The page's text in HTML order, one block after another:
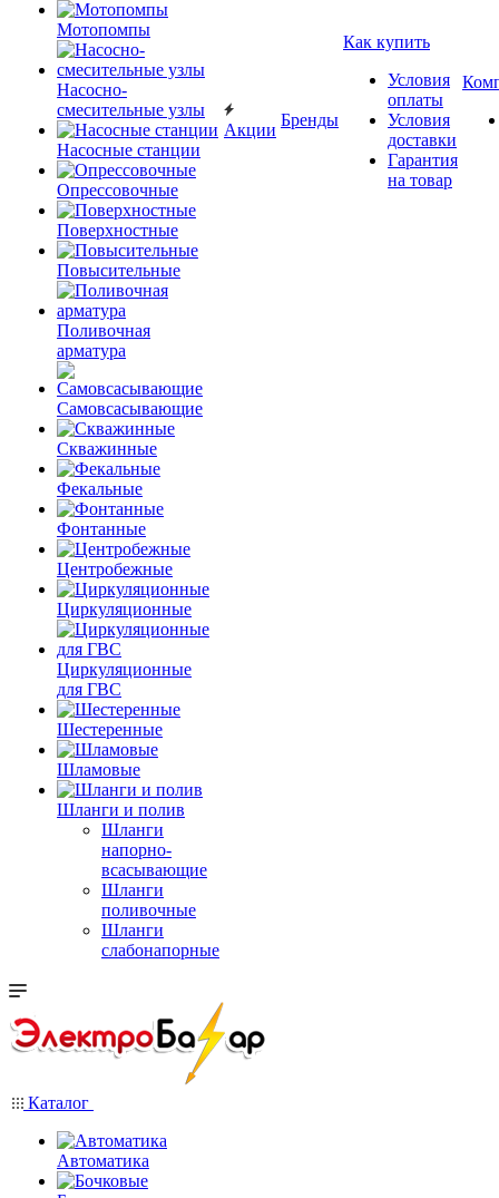
Мотопомпы
Насосно-
смесительные узлы
Насосные станции
Опрессовочные
Поверхностные
Повысительные
Поливочная
арматура
Самовсасывающие
Скважинные
Фекальные
Фонтанные
Центробежные
Циркуляционные
Циркуляционные
для ГВС
Шестеренные
Шламовые
Шланги и полив
Шланги
напорно-
всасывающие
Шланги
поливочные
Шланги
слабонапорные
Акции
Бренды
Как купить
Условия
оплаты
Условия
доставки
Гарантия
на товар
Каталог
Автоматика